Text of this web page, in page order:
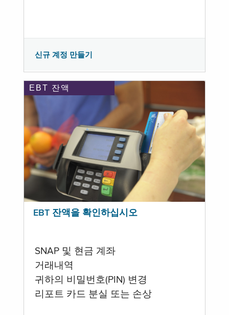
신규 계정 만들기
EBT 잔액
EBT 잔액을 확인하십시오
SNAP 및 현금 계좌
거래내역
귀하의 비밀번호(PIN) 변경
리포트 카드 분실 또는 손상